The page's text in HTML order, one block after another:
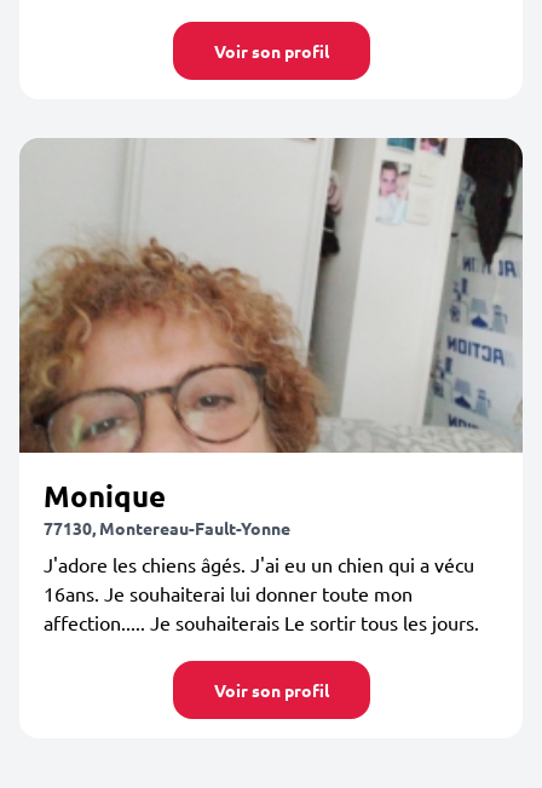
Voir son profil
Monique
77130, Montereau-Fault-Yonne
J'adore les chiens âgés. J'ai eu un chien qui a vécu
16ans. Je souhaiterai lui donner toute mon
affection..... Je souhaiterais Le sortir tous les jours.
Voir son profil